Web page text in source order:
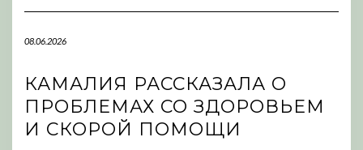
Navigation
08.06.2026
КАМАЛИЯ РАССКАЗАЛА О
ПРОБЛЕМАХ СО ЗДОРОВЬЕМ
И СКОРОЙ ПОМОЩИ